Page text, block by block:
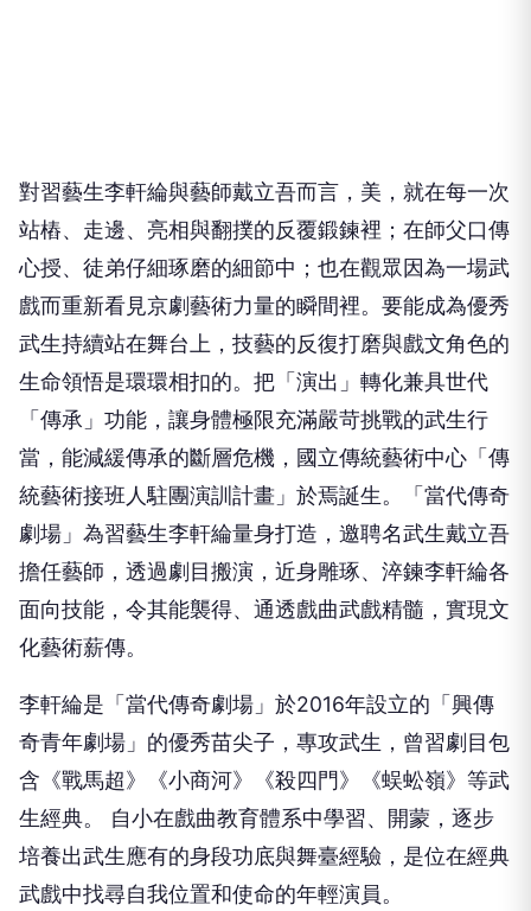
對習藝生李軒綸與藝師戴立吾而言，美，就在每一次
站樁、走邊、亮相與翻撲的反覆鍛鍊裡；在師父口傳
心授、徒弟仔細琢磨的細節中；也在觀眾因為一場武
戲而重新看見京劇藝術力量的瞬間裡。要能成為優秀
武生持續站在舞台上，技藝的反復打磨與戲文角色的
生命領悟是環環相扣的。把「演出」轉化兼具世代
「傳承」功能，讓身體極限充滿嚴苛挑戰的武生行
當，能減緩傳承的斷層危機，國立傳統藝術中心「傳
統藝術接班人駐團演訓計畫」於焉誕生。「當代傳奇
劇場」為習藝生李軒綸量身打造，邀聘名武生戴立吾
擔任藝師，透過劇目搬演，近身雕琢、淬鍊李軒綸各
面向技能，令其能襲得、通透戲曲武戲精髓，實現文
化藝術薪傳。
李軒綸是「當代傳奇劇場」於2016年設立的「興傳
奇青年劇場」的優秀苗尖子，專攻武生，曾習劇目包
含《戰馬超》《小商河》《殺四門》《蜈蚣嶺》等武
生經典。 自小在戲曲教育體系中學習、開蒙，逐步
培養出武生應有的身段功底與舞臺經驗，是位在經典
武戲中找尋自我位置和使命的年輕演員。